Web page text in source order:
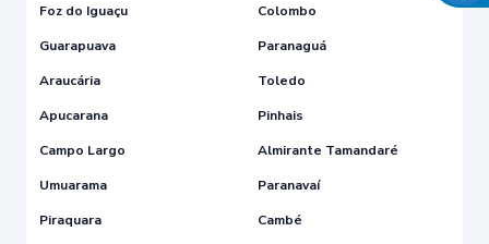
Foz do Iguaçu
Colombo
Guarapuava
Paranaguá
Araucária
Toledo
Apucarana
Pinhais
Campo Largo
Almirante Tamandaré
Umuarama
Paranavaí
Piraquara
Cambé